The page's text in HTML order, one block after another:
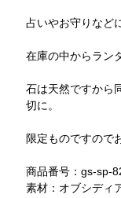
占いやお守りなど
在庫の中からラン
石は天然ですから
切に。
限定ものですので
商品番号：gs-sp-
素材：オブシディ